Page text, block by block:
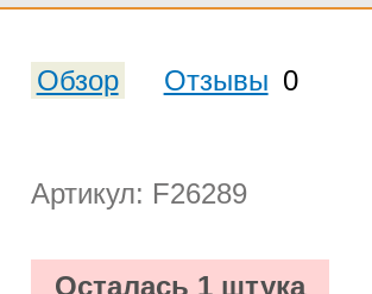
Обзор Отзывы 0
Артикул: F26289
Осталась 1 штука